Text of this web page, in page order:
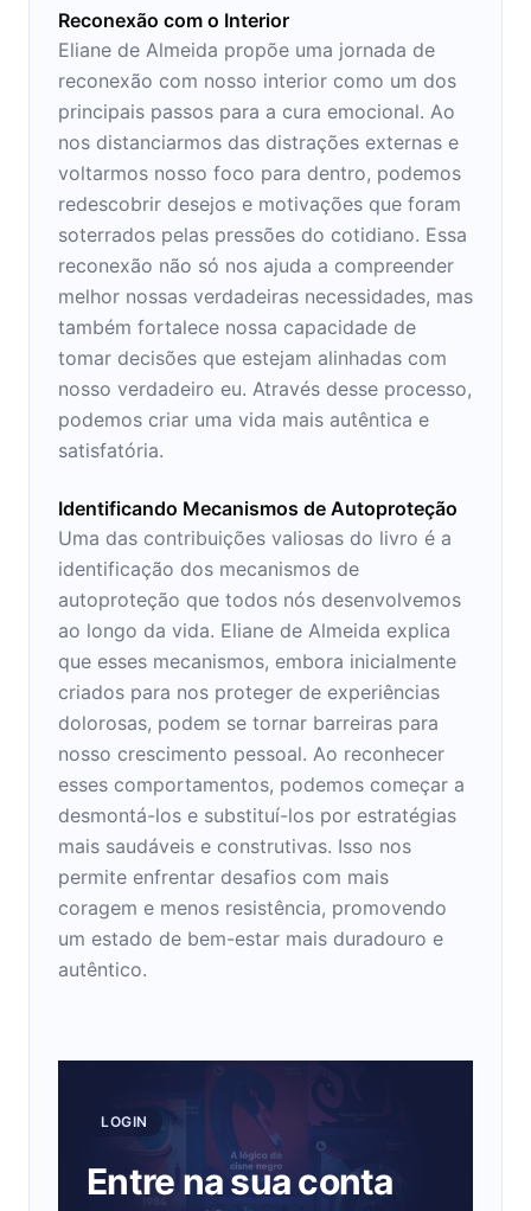
Reconexão com o Interior
Eliane de Almeida propõe uma jornada de
reconexão com nosso interior como um dos
principais passos para a cura emocional. Ao
nos distanciarmos das distrações externas e
voltarmos nosso foco para dentro, podemos
redescobrir desejos e motivações que foram
soterrados pelas pressões do cotidiano. Essa
reconexão não só nos ajuda a compreender
melhor nossas verdadeiras necessidades, mas
também fortalece nossa capacidade de
tomar decisões que estejam alinhadas com
nosso verdadeiro eu. Através desse processo,
podemos criar uma vida mais autêntica e
satisfatória.
Identificando Mecanismos de Autoproteção
Uma das contribuições valiosas do livro é a
identificação dos mecanismos de
autoproteção que todos nós desenvolvemos
ao longo da vida. Eliane de Almeida explica
que esses mecanismos, embora inicialmente
criados para nos proteger de experiências
dolorosas, podem se tornar barreiras para
nosso crescimento pessoal. Ao reconhecer
esses comportamentos, podemos começar a
desmontá-los e substituí-los por estratégias
mais saudáveis e construtivas. Isso nos
permite enfrentar desafios com mais
coragem e menos resistência, promovendo
um estado de bem-estar mais duradouro e
autêntico.
LOGIN
Entre na sua conta